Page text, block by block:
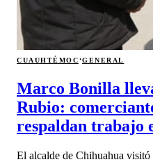
CUAUHTÉMOC·GENERAL
Marco Bonilla
Rubio:
respaldan trabajo
El alcalde de Chihuahua